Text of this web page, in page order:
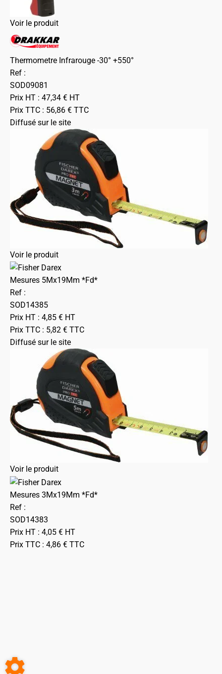
Voir le produit
Thermometre Infrarouge -30° +550°
Ref :
SOD09081
Prix HT : 47,34 € HT
Prix TTC : 56,86 € TTC
Diffusé sur le site
Voir le produit
Mesures 5Mx19Mm *Fd*
Ref :
SOD14385
Prix HT : 4,85 € HT
Prix TTC : 5,82 € TTC
Diffusé sur le site
Voir le produit
Mesures 3Mx19Mm *Fd*
Ref :
SOD14383
Prix HT : 4,05 € HT
Prix TTC : 4,86 € TTC